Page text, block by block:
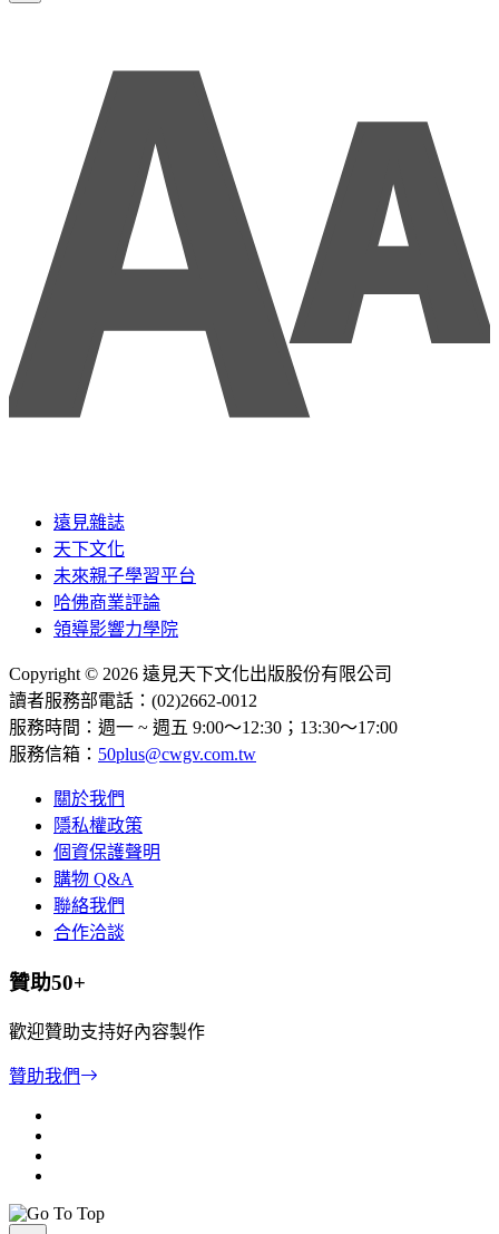
遠見雜誌
天下文化
未來親子學習平台
哈佛商業評論
領導影響力學院
Copyright © 2026 遠見天下文化出版股份有限公司
讀者服務部電話：(02)2662-0012
服務時間：週一 ~ 週五 9:00～12:30；13:30～17:00
服務信箱： 50plus@cwgv.com.tw
關於我們
隱私權政策
個資保護聲明
購物 Q&A
聯絡我們
合作洽談
贊助50+
歡迎贊助支持好內容製作
贊助我們